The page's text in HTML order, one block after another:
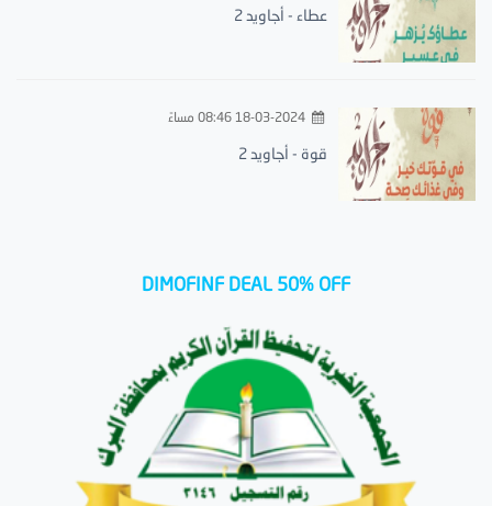
عطاء - أجاويد 2
18-03-2024 08:46 مساءً
قوة - أجاويد 2
DIMOFINF DEAL 50% OFF